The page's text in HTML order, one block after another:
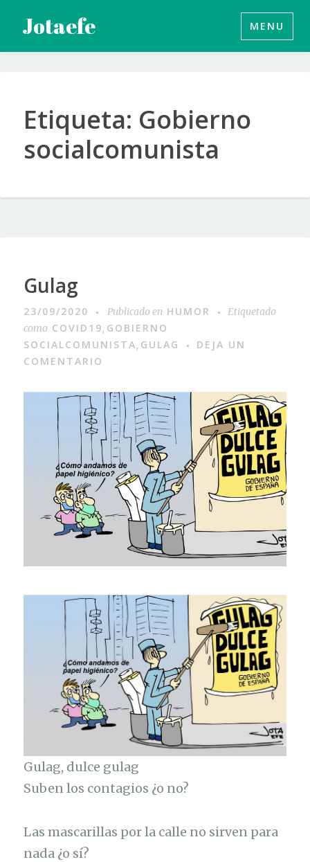
contenido
Jotaefe MENU
Etiqueta: Gobierno
socialcomunista
Gulag
23/09/2020 Publicado en HUMOR
Etiquetado
como COVID19, GOBIERNO
SOCIALCOMUNISTA, GULAG
DEJA UN
COMENTARIO
Gulag, dulce gulag
Suben los contagios ¿o no?
Las mascarillas por la calle no sirven para
nada ¿o sí?